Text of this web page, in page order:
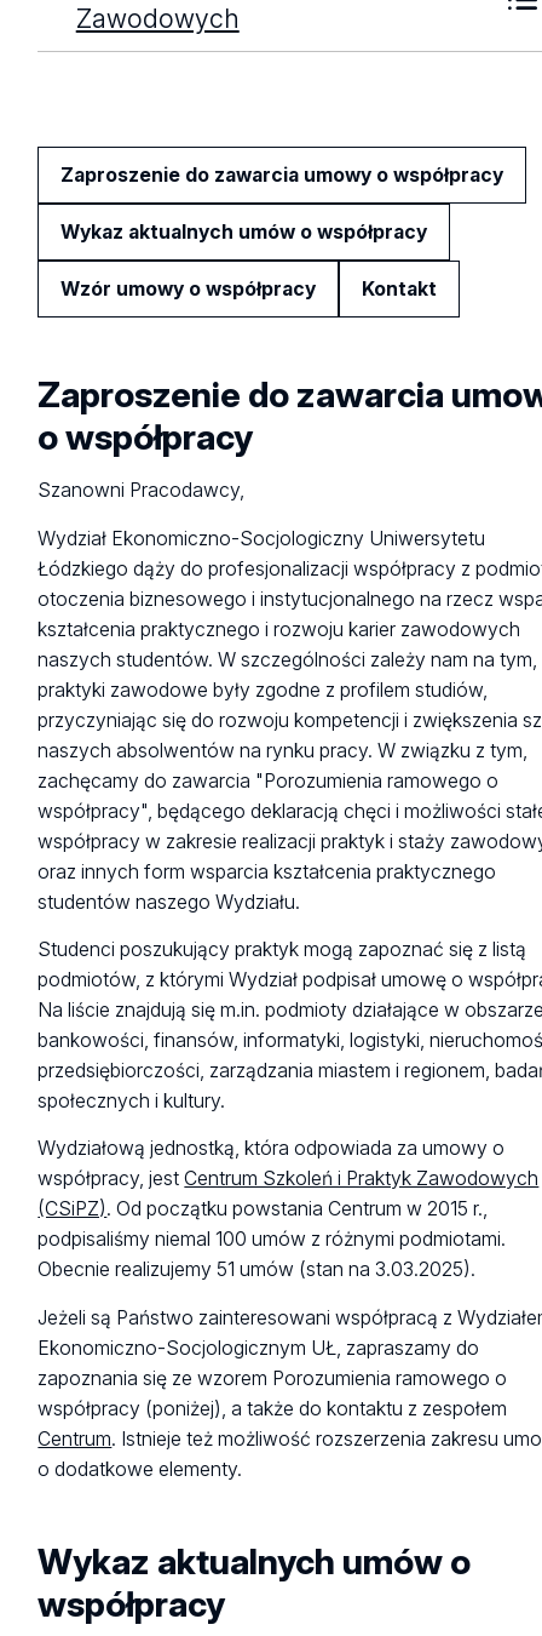
Zawodowych
Zaproszenie do zawarcia umowy o współpracy
Wykaz aktualnych umów o współpracy
Wzór umowy o współpracy Kontakt
Zaproszenie do zawarcia
o współpracy
Szanowni Pracodawcy,
Wydział Ekonomiczno-Socjologiczny Uniwersytetu
Łódzkiego dąży do profesjonalizacji współpracy z
otoczenia biznesowego i instytucjonalnego na rzecz
kształcenia praktycznego i rozwoju karier zawodowych
naszych studentów. W szczególności zależy nam na
praktyki zawodowe były zgodne z profilem studiów,
przyczyniając się do rozwoju kompetencji i zwiększenia
naszych absolwentów na rynku pracy. W związku z tym,
zachęcamy do zawarcia "Porozumienia ramowego o
współpracy", będącego deklaracją chęci i możliwości
współpracy w zakresie realizacji praktyk i staży
oraz innych form wsparcia kształcenia praktycznego
studentów naszego Wydziału.
Studenci poszukujący praktyk mogą zapoznać się z listą
podmiotów, z którymi Wydział podpisał umowę o
Na liście znajdują się m.in. podmioty działające w
bankowości, finansów, informatyki, logistyki,
przedsiębiorczości, zarządzania miastem i regionem,
społecznych i kultury.
Wydziałową jednostką, która odpowiada za umowy o
współpracy, jestCentrum Szkoleń i Praktyk Zawodowych
(CSiPZ). Od początku powstania Centrum w 2015 r.,
podpisaliśmy niemal 100 umów z różnymi podmiotami.
Obecnie realizujemy 51 umów (stan na 3.03.2025).
Jeżeli są Państwo zainteresowani współpracą z
Ekonomiczno-Socjologicznym UŁ, zapraszamy do
zapoznania się ze wzorem Porozumienia ramowego o
współpracy (poniżej), a także do kontaktu z zespołem
Centrum. Istnieje też możliwość rozszerzenia zakresu
o dodatkowe elementy.
Wykaz aktualnych umów o
współpracy